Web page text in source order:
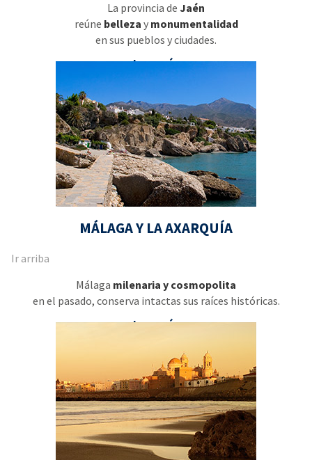
La provincia de Jaén
reúne belleza y monumentalidad
en sus pueblos y ciudades.
Leer más
MÁLAGA Y LA AXARQUÍA
Ir arriba
Málaga milenaria y cosmopolita
en el pasado, conserva intactas sus raíces históricas.
Leer más